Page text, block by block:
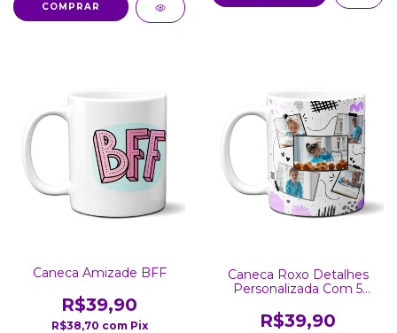
COMPRAR
Caneca Amizade BFF
R$39,90
R$38,70 com Pix
Caneca Roxo Detalhes
Personalizada Com 5
R$39,90